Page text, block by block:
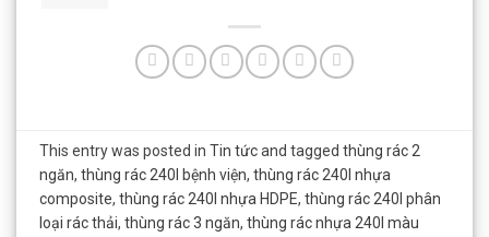
This entry was posted in Tin tứcand tagged thùng rác 2
ngăn, thùng rác 240l bệnh viện, thùng rác 240l nhựa
composite, thùng rác 240l nhựa HDPE, thùng rác 240l phân
loại rác thải, thùng rác 3 ngăn, thùng rác nhựa 240l màu